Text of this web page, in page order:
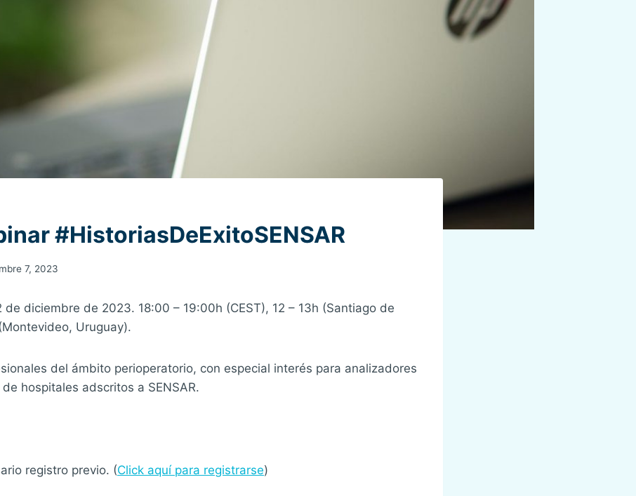
#HistoriasDeExitoSENSAR
7, 2023
de diciembre de 2023. 18:00 – 19:00h (CEST), 12 – 13h (Santiago de
Uruguay).
del ámbito perioperatorio, con especial interés para analizadores
hospitales adscritos a SENSAR.
registro previo. (Click aquí para registrarse)